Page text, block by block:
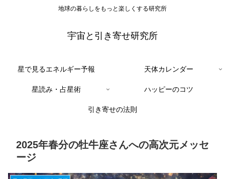
地球の暮らしをもっと楽しくする研究所
宇宙と引き寄せ研究所
星で見るエネルギー予報 天体カレンダー
星読み・占星術 ハッピーのコツ
引き寄せの法則
2025年春分の牡牛座さんへの高次元メッセ
ージ